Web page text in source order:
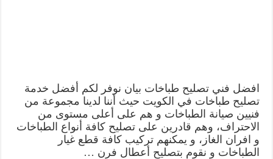
افضل فني تصليح طباخات بيان نوفر لكم أفضل خدمة
تصليح طباخات في الكويت حيث أننا لدينا مجموعة من
فنيين صيانة الطباخات و هم على أعلى مستوى من
الاحتراف، وهم قادرين على تصليح كافة أنواع الطباخات
و افران الغاز، و يمكنهم تركيب كافة قطع غيار
الطباخات و نقوم بتصليح أعطال فرن …